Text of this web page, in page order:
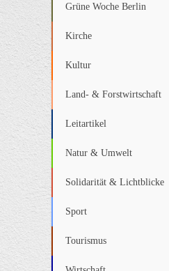
Grüne Woche Berlin
Kirche
Kultur
Land- & Forstwirtschaft
Leitartikel
Natur & Umwelt
Solidarität & Lichtblicke
Sport
Tourismus